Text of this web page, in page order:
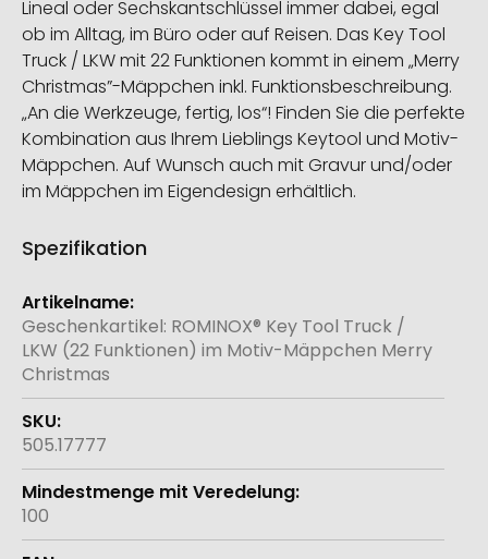
Lineal oder Sechskantschlüssel immer dabei, egal
ob im Alltag, im Büro oder auf Reisen. Das Key Tool
Truck / LKW mit 22 Funktionen kommt in einem „Merry
Christmas”-Mäppchen inkl. Funktionsbeschreibung.
„An die Werkzeuge, fertig, los“! Finden Sie die perfekte
Kombination aus Ihrem Lieblings Keytool und Motiv-
Mäppchen. Auf Wunsch auch mit Gravur und/oder
im Mäppchen im Eigendesign erhältlich.
Spezifikation
Weitere
Informationen
Geschenkartikel: ROMINOX® Key Tool Truck /
LKW (22 Funktionen) im Motiv-Mäppchen Merry
Christmas
505.17777
100